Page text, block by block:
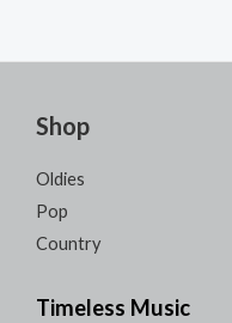
Shop
Oldies
Pop
Country
Timeless Music